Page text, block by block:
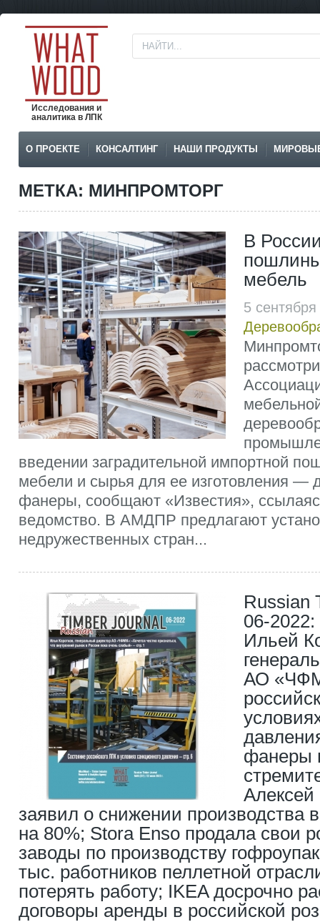
Исследования и
аналитика в ЛПК
О ПРОЕКТЕ КОНСАЛТИНГ НАШИ ПРОДУКТЫ
МЕТКА: МИНПРОМТОРГ
В
мебель
5
введении заградительной импортной
мебели и сырья для ее изготовления —
фанеры, сообщают «Известия»,
ведомство. В АМДПР предлагают
недружественных стран...
Russian
06-
Ильей
АО
фанеры
заявил о снижении производства
на 80%; Stora Enso продала свои
заводы по производству
тыс. работников пеллетной
потерять работу; IKEA досрочно
договоры аренды в российской